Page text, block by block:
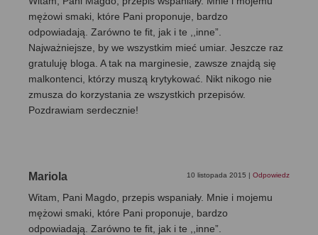
mężowi smaki, które Pani proponuje, bardzo
odpowiadają. Zarówno te fit, jak i te ,,inne”.
Najważniejsze, by we wszystkim mieć umiar. Jeszcze raz
gratuluję bloga. A tak na marginesie, zawsze znajdą się
malkontenci, którzy muszą krytykować. Nikt nikogo nie
zmusza do korzystania ze wszystkich przepisów.
Pozdrawiam serdecznie!
Mariola 10 listopada 2015 | Odpowiedz
Witam, Pani Magdo, przepis wspaniały. Mnie i mojemu
mężowi smaki, które Pani proponuje, bardzo
odpowiadają. Zarówno te fit, jak i te ,,inne”.